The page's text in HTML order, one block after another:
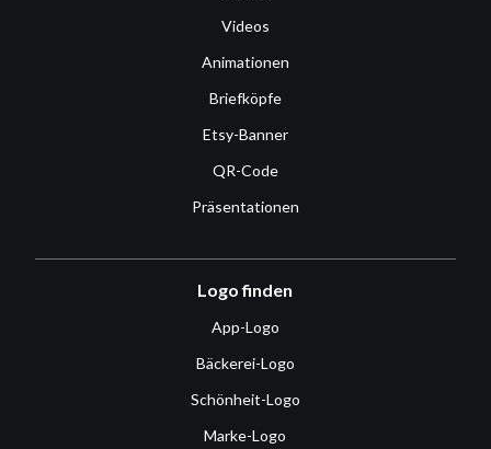
Videos
Animationen
Briefköpfe
Etsy-Banner
QR-Code
Präsentationen
Logo finden
App-Logo
Bäckerei-Logo
Schönheit-Logo
Marke-Logo